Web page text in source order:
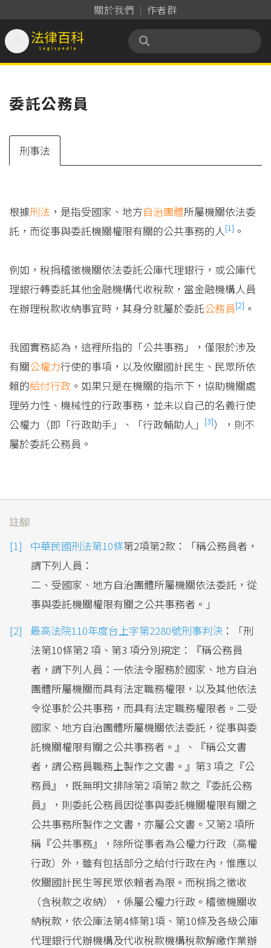
關於我們 作者群
法律百科 Legispedia
委託公務員
刑事法
根據刑法 ，是指受國家、地方自治團體所屬機關依法委
託，而從事與委託機關權限有關的公共事務的人 [1] 。
例如，稅捐稽徵機關依法委託公庫代理銀行，或公庫代
理銀行轉委託其他金融機構代收稅款，當金融機構人員
在辦理稅款收納事宜時，其身分就屬於委託公務員[2] 。
我國實務認為，這裡所指的「公共事務」，僅限於涉及
有關公權力行使的事項，以及攸關國計民生、民眾所依
賴的給付行政 。如果只是在機關的指示下，協助機關處
理勞力性、機械性的行政事務，並未以自己的名義行使
公權力（即「行政助手」、「行政輔助人」
[3]），則不
屬於委託公務員。
註腳
中華民國刑法第10條第2項第2款：「稱公務員者，
謂下列人員：
二、受國家、地方自治團體所屬機關依法委託，從
事與委託機關權限有關之公共事務者。」
最高法院110年度台上字第2280號刑事判決 ：「刑
法第10條第2 項、第3 項分別規定：『稱公務員
者，謂下列人員：一依法令服務於國家、地方自治
團體所屬機關而具有法定職務權限，以及其他依法
令從事於公共事務，而具有法定職務權限者。二受
國家、地方自治團體所屬機關依法委託，從事與委
託機關權限有關之公共事務者。』、『稱公文書
者，謂公務員職務上製作之文書。』第3 項之『公
務員』，既無明文排除第2 項第2 款之『委託公務
員』，則委託公務員因從事與委託機關權限有關之
公共事務所製作之文書，亦屬公文書。又第2 項所
稱『公共事務』，除所從事者為公權力行政（高權
行政）外，雖有包括部分之給付行政在內，惟應以
攸關國計民生等民眾依賴者為限。而稅捐之徵收
（含稅款之收納），係屬公權力行政。稽徵機關收
納稅款，依公庫法第4條第1項、第10條及各級公庫
代理銀行代辦機構及代收稅款機構稅款解繳作業辦